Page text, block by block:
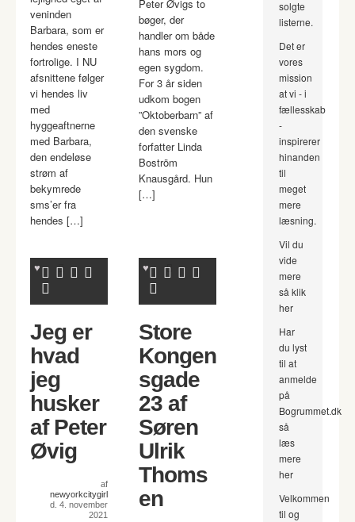
veninden
Barbara, som er
hendes eneste
fortrolige. I NU
afsnittene følger
vi hendes liv
med
hyggeaftnerne
med Barbara,
den endeløse
strøm af
bekymrede
sms’er fra
hendes […]
Peter Øvigs to
bøger, der
handler om både
hans mors og
egen sygdom.
For 3 år siden
udkom bogen
”Oktoberbarn” af
den svenske
forfatter Linda
Boström
Knausgård. Hun
[…]
Jeg er
hvad
jeg
husker
af Peter
Øvig
af
newyorkcitygirl
d. 4. november
2021
Store
Kongen
sgade
23 af
Søren
Ulrik
Thoms
en
solgte
listerne.
Det er
vores
mission
at vi - i
fællesskab
-
inspirerer
hinanden
til
meget
mere
læsning.
Vil du
vide
mere
så klik
her
Har
du lyst
til at
anmelde
på
Bogrummet.dk
så
læs
mere
her
Velkommen
til og